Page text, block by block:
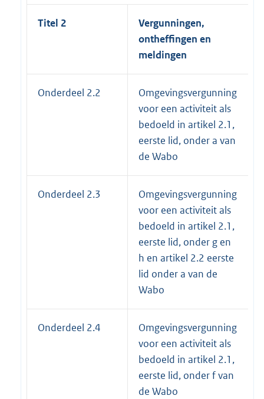
Titel 2
Vergunningen,
ontheffingen en
meldingen
Onderdeel 2.2
Omgevingsvergunning
voor een activiteit als
bedoeld in artikel 2.1,
eerste lid, onder a van
de Wabo
Onderdeel 2.3
Omgevingsvergunning
voor een activiteit als
bedoeld in artikel 2.1,
eerste lid, onder g en
h en artikel 2.2 eerste
lid onder a van de
Wabo
Onderdeel 2.4
Omgevingsvergunning
voor een activiteit als
bedoeld in artikel 2.1,
eerste lid, onder f van
de Wabo